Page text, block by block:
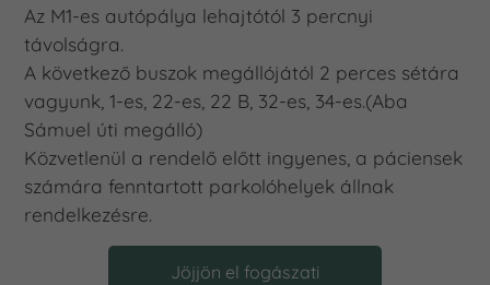
Az M1-es autópálya lehajtótól 3 percnyi
távolságra.
A következő buszok megállójától 2 perces sétára
vagyunk, 1-es, 22-es, 22 B, 32-es, 34-es.(Aba
Sámuel úti megálló)
Közvetlenül a rendelő előtt ingyenes, a páciensek
számára fenntartott parkolóhelyek állnak
rendelkezésre.
Jöjjön el fogászati